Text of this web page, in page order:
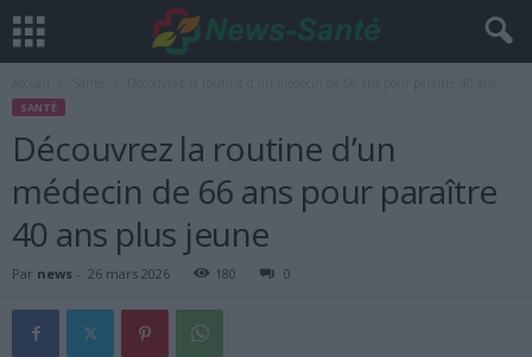
SANTÉ
Découvrez la routine d’un
médecin de 66 ans pour paraître
40 ans plus jeune
Par news - 26 mars 2026 180 0